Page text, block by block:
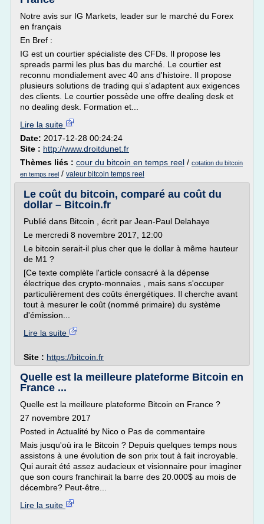
Notre avis sur IG Markets, leader sur le marché du Forex
en français
En Bref :
IG est un courtier spécialiste des CFDs. Il propose les
spreads parmi les plus bas du marché. Le courtier est
reconnu mondialement avec 40 ans d'histoire. Il propose
plusieurs solutions de trading qui s'adaptent aux exigences
des clients. Le courtier possède une offre dealing desk et
no dealing desk. Formation et...
Lire la suite
Date: 2017-12-28 00:24:24
Site : http://www.droitdunet.fr
Thèmes liés : cour du bitcoin en temps reel / cotation du bitcoin
en temps reel / valeur bitcoin temps reel
Le coût du bitcoin, comparé au coût du
dollar – Bitcoin.fr
Publié dans Bitcoin , écrit par Jean-Paul Delahaye
Le mercredi 8 novembre 2017, 12:00
Le bitcoin serait-il plus cher que le dollar à même hauteur
de M1 ?
[Ce texte complète l'article consacré à la dépense
électrique des crypto-monnaies , mais sans s'occuper
particulièrement des coûts énergétiques. Il cherche avant
tout à mesurer le coût (nommé primaire) du système
d'émission...
Lire la suite
Site : https://bitcoin.fr
Quelle est la meilleure plateforme Bitcoin en
France ...
Quelle est la meilleure plateforme Bitcoin en France ?
27 novembre 2017
Posted in Actualité by Nico o Pas de commentaire
Mais jusqu'où ira le Bitcoin ? Depuis quelques temps nous
assistons à une évolution de son prix tout à fait incroyable.
Qui aurait été assez audacieux et visionnaire pour imaginer
que son cours franchirait la barre des 20.000$ au mois de
décembre? Peut-être...
Lire la suite